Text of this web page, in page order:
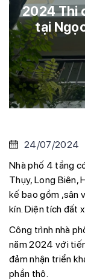
2024 Thi
tại
24/07/2024
Nhà phố 4 tầng
Thụy, Long Biên,
kế bao gồm ,sân
kín. Diện tích đất
Công trình nhà
năm 2024 với
đảm nhận triển
phần thô.